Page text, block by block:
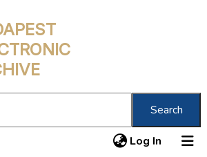
Search
Log In (current)